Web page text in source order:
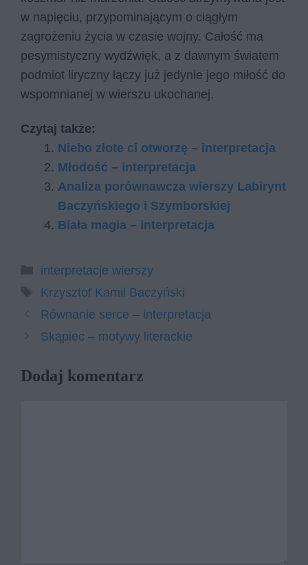
w napięciu, przypominającym o ciągłym
zagrożeniu życia w czasie wojny. Całość ma
pesymistyczny wydźwięk, a z dawnym światem
podmiot liryczny łączy już jedynie jego miłość do
wspomnianej w wierszu ukochanej.
Czytaj także:
Niebo złote ci otworzę – interpretacja
Młodość – interpretacja
Analiza porównawcza wierszy Labirynt
Baczyńskiego i Szymborskiej
Biała magia – interpretacja
Kategorie
interpretacje wierszy
Tagi
Krzysztof Kamil Baczyński
Równanie serce – interpretacja
Skąpiec – motywy literackie
Dodaj komentarz